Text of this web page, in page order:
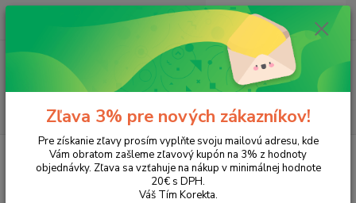
Hľadať
ks
za 0,00 EUR
Kancelárska technika Skartovacie stroje, rezačky Rezačky
Zľava 3% pre nových zákazníkov!
Pre získanie zľavy prosím vyplňte svoju mailovú adresu, kde
Vám obratom zašleme zľavový kupón na 3% z hodnoty
objednávky. Zľava sa vzťahuje na nákup v minimálnej hodnote
20€ s DPH.
Váš Tím Korekta.